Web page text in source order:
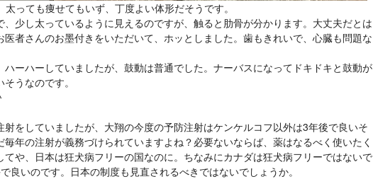
っても痩せてもいず、丁度よい体形だそうです。
、少し太っているように見えるのですが、触ると肋骨が分かります。大丈夫だとは
医者さんのお墨付きをいただいて、ホッとしました。歯もきれいで、心臓も問題な
ハーハーしていましたが、鼓動は普通でした。ナーバスになってドキドキと鼓動が
うなのです。
射をしていましたが、大翔の今度の予防注射はケンケルコフ以外は3年後で良いそ
毎年の注射が義務づけられていますよね？必要ないならば、薬はなるべく使いたく
てや、日本は狂犬病フリーの国なのに。ちなみにカナダは狂犬病フリーではないで
良いのです。日本の制度も見直されるべきではないでしょうか。